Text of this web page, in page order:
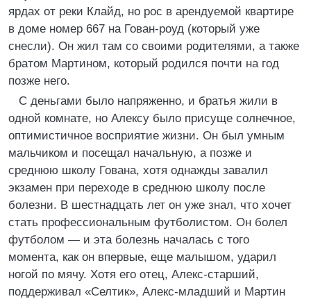
ярдах от реки Клайд, но рос в арендуемой квартире
в доме номер 667 на Гован-роуд (который уже
снесли). Он жил там со своими родителями, а также
братом Мартином, который родился почти на год
позже него.
С деньгами было напряженно, и братья жили в
одной комнате, но Алексу было присуще солнечное,
оптимистичное восприятие жизни. Он был умным
мальчиком и посещал начальную, а позже и
среднюю школу Гована, хотя однажды завалил
экзамен при переходе в среднюю школу после
болезни. В шестнадцать лет он уже знал, что хочет
стать профессиональным футболистом. Он болел
футболом — и эта болезнь началась с того
момента, как он впервые, еще малышом, ударил
ногой по мячу. Хотя его отец, Алекс-старший,
поддерживал «Селтик», Алекс-младший и Мартин